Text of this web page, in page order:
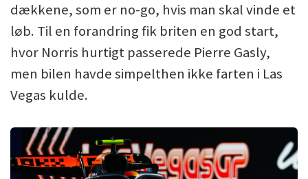
dækkene, som er no-go, hvis man skal vinde et
løb. Til en forandring fik briten en god start,
hvor Norris hurtigt passerede Pierre Gasly,
men bilen havde simpelthen ikke farten i Las
Vegas kulde.